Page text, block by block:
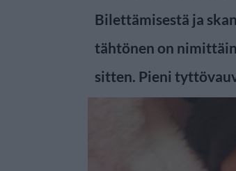
Bilettämisestä ja
tähtönen on
sitten. Pieni